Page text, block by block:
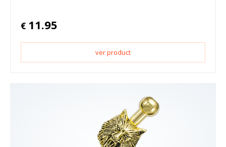
€ 11.95
ver product